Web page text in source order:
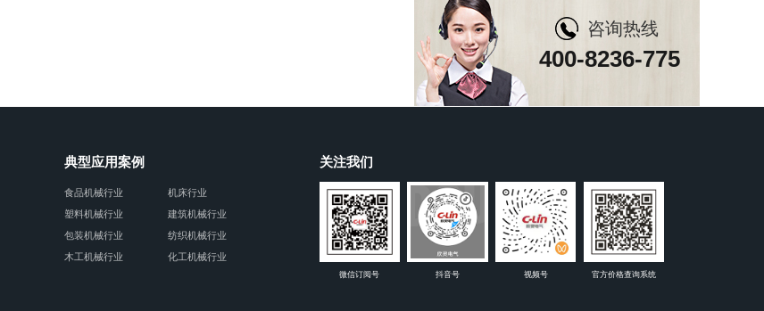
咨询热线
400-8236-775
典型应用案例
食品机械行业
机床行业
塑料机械行业
建筑机械行业
包装机械行业
纺织机械行业
木工机械行业
化工机械行业
关注我们
微信订阅号 抖音号 视频号 官方价格查询系统